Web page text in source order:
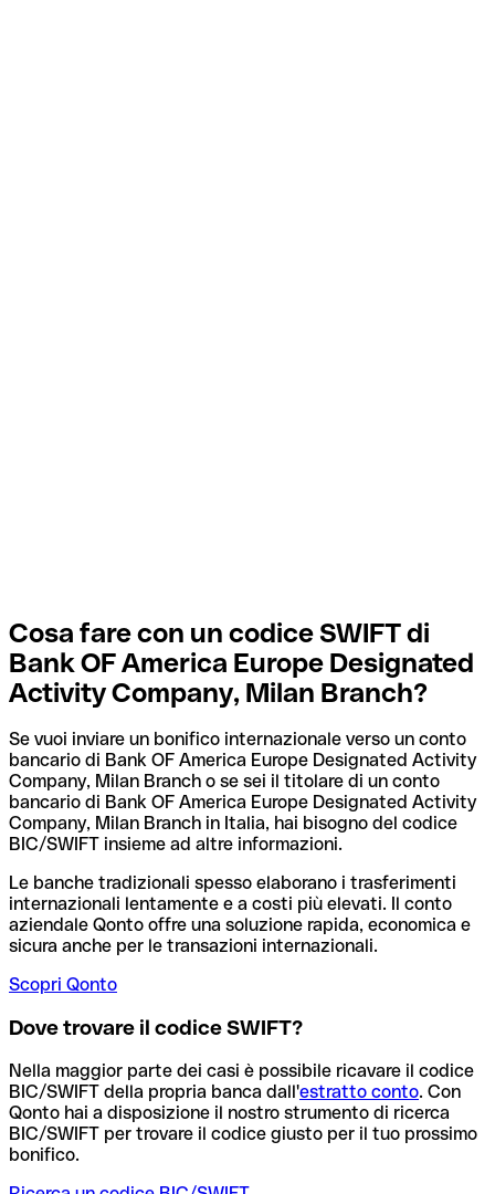
Cosa fare con un codice SWIFT di
Bank OF America Europe Designated
Activity Company, Milan Branch?
Se vuoi inviare un bonifico internazionale verso un conto
bancario di Bank OF America Europe Designated Activity
Company, Milan Branch o se sei il titolare di un conto
bancario di Bank OF America Europe Designated Activity
Company, Milan Branch in Italia, hai bisogno del codice
BIC/SWIFT insieme ad altre informazioni.
Le banche tradizionali spesso elaborano i trasferimenti
internazionali lentamente e a costi più elevati. Il conto
aziendale Qonto offre una soluzione rapida, economica e
sicura anche per le transazioni internazionali.
Scopri Qonto
Dove trovare il codice SWIFT?
Nella maggior parte dei casi è possibile ricavare il codice
BIC/SWIFT della propria banca dall'estratto conto. Con
Qonto hai a disposizione il nostro strumento di ricerca
BIC/SWIFT per trovare il codice giusto per il tuo prossimo
bonifico.